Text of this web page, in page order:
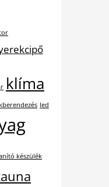
klíma
led
készülék